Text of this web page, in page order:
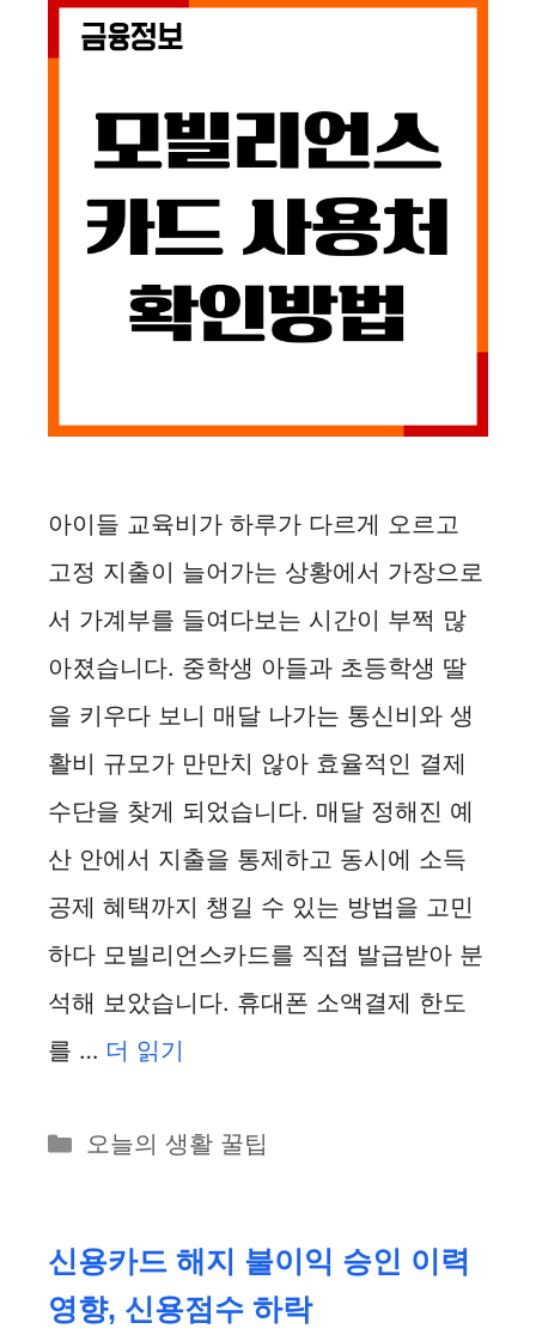
아이들 교육비가 하루가 다르게 오르고
고정 지출이 늘어가는 상황에서 가장으로
서 가계부를 들여다보는 시간이 부쩍 많
아졌습니다. 중학생 아들과 초등학생 딸
을 키우다 보니 매달 나가는 통신비와 생
활비 규모가 만만치 않아 효율적인 결제
수단을 찾게 되었습니다. 매달 정해진 예
산 안에서 지출을 통제하고 동시에 소득
공제 혜택까지 챙길 수 있는 방법을 고민
하다 모빌리언스카드를 직접 발급받아 분
석해 보았습니다. 휴대폰 소액결제 한도
를 … 더 읽기
카
리
오늘의 생활 꿀팁
신용카드 해지 불이익 승인 이력
영향, 신용점수 하락